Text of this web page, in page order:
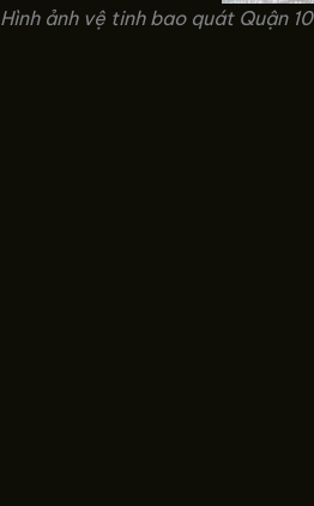
Hình ảnh vệ tinh bao quát Quận 10